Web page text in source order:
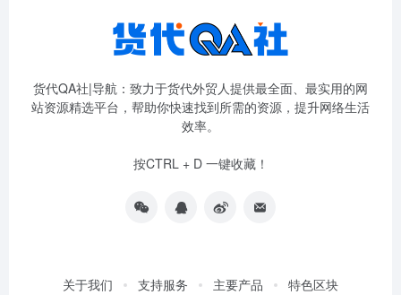
货代QA社|导航：致力于货代外贸人提供最全面、最实用的网
站资源精选平台，帮助你快速找到所需的资源，提升网络生活
效率。
按CTRL + D 一键收藏！
关于我们 支持服务 主要产品 特色区块